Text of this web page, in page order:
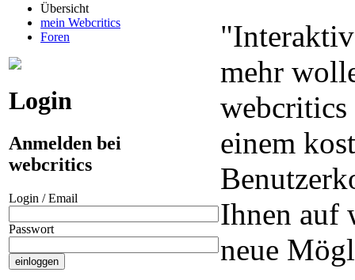
Übersicht
mein Webcritics
Foren
Login
Anmelden bei
webcritics
Login / Email
Passwort
mehr
einem
Ihnen auf
neue